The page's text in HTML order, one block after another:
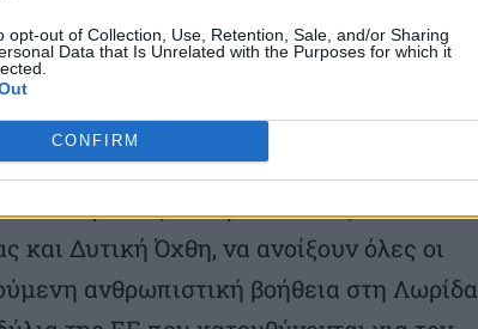
opt-out of Collection, Use, Retention, Sale, and/or Sharing
Data that Is Unrelated with the Purposes for which it
CONFIRM
της ΕΕ για την άμεση διακοπή και
ΕΕ-Ισραήλ;
η σφαγή από το Ισραήλ σε βάρος του
αμέσως οι στρατιωτικές
και Δυτική Όχθη, να ανοίξουν όλες οι
ανθρωπιστική βοήθεια στη Λωρίδα